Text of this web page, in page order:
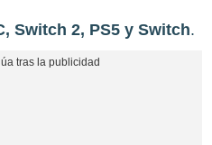
Switch 2, PS5 y Switch.